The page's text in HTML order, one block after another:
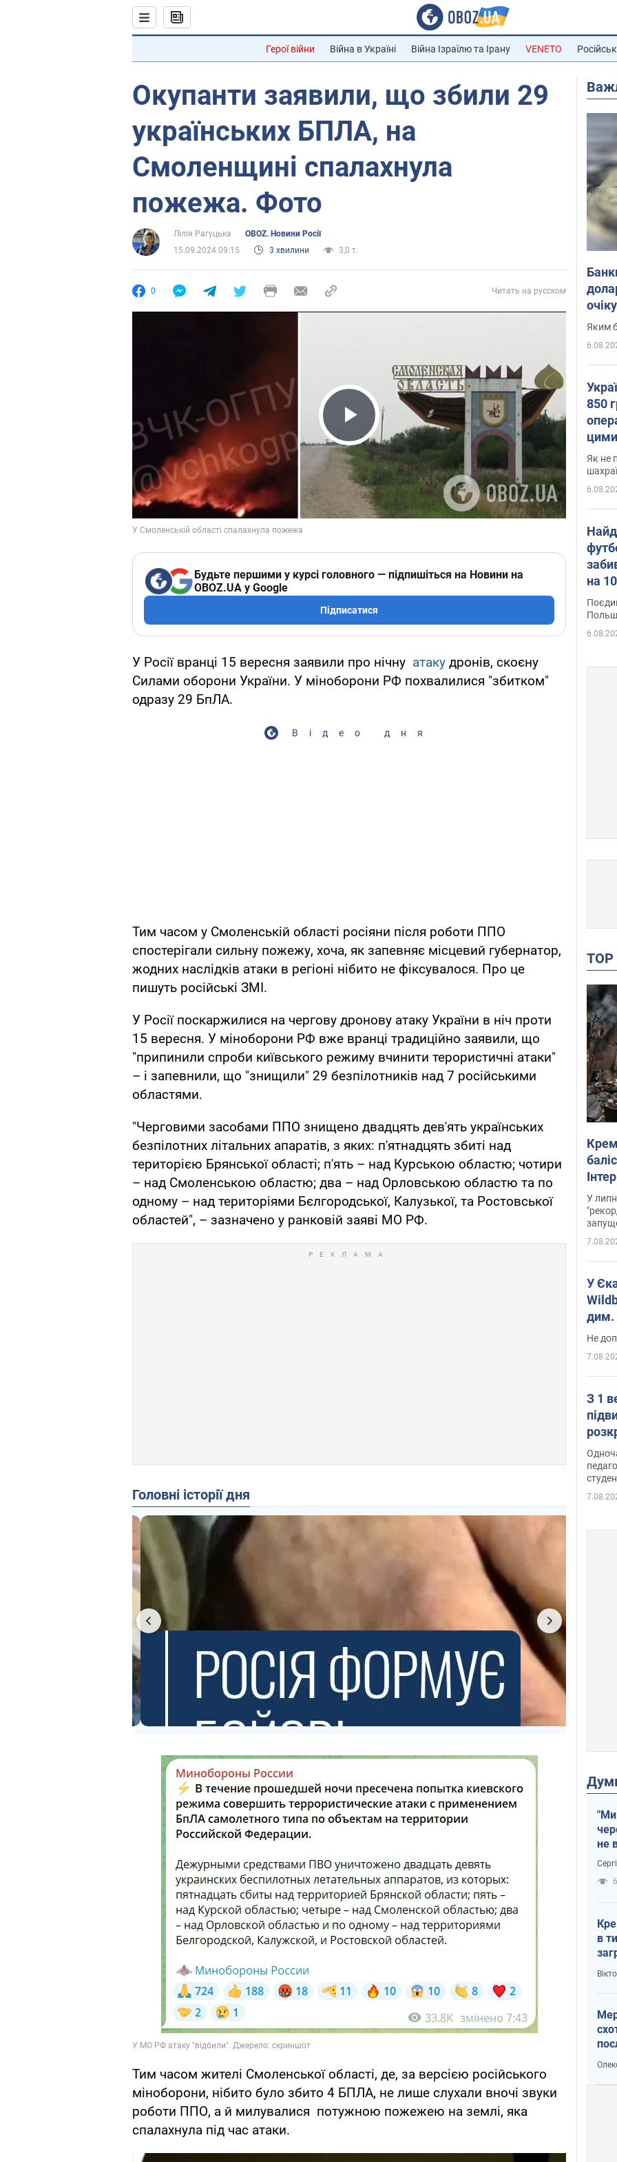
Герої війни Війна в Україні Війна Ізраїлю та Ірану VENETO
Окупанти заявили, що збили 29
українських БПЛА, на
Смоленщині спалахнула
пожежа. Фото
Лілія Рагуцька
OBOZ. Новини Росії
15.09.2024 09:15
3 хвилини 3,0 т.
0 Читать на русском
Play Video
Будьте першими у курсі головного — підпишіться на Новини на
OBOZ.UA у Google
Підписатися
У Росії вранці 15 вересня заявили про нічну атаку дронів, скоєну
Силами оборони України. У міноборони РФ похвалилися "збитком"
одразу 29 БпЛА.
Відео дня
Тим часом у Смоленській області росіяни після роботи ППО
спостерігали сильну пожежу, хоча, як запевняє місцевий губернатор,
жодних наслідків атаки в регіоні нібито не фіксувалося. Про це
пишуть російські ЗМІ.
У Росії поскаржилися на чергову дронову атаку України в ніч проти
15 вересня. У міноборони РФ вже вранці традиційно заявили, що
"припинили спроби київського режиму вчинити терористичні атаки"
– і запевнили, що "знищили" 29 безпілотників над 7 російськими
областями.
"Черговими засобами ППО знищено двадцять дев'ять українських
безпілотних літальних апаратів, з яких: п'ятнадцять збиті над
територією Брянської області; п'ять – над Курською областю; чотири
– над Смоленською областю; два – над Орловською областю та по
одному – над територіями Бєлгородської, Калузької, та Ростовської
областей", – зазначено у ранковій заяві МО РФ.
Головні історії дня
Тим часом жителі Смоленської області, де, за версією російського
міноборони, нібито було збито 4 БПЛА, не лише слухали вночі звуки
роботи ППО, а й милувалися потужною пожежею на землі, яка
спалахнула під час атаки.
Яким
850
Як не
на
Відео
У
У
дим.
Не
З 1
"Ми
не
в